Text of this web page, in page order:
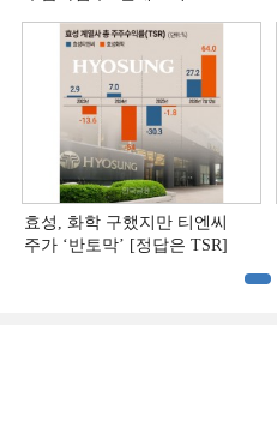
효성, 화학 구했지만 티엔씨
주가 ‘반토막’ [정답은 TSR]